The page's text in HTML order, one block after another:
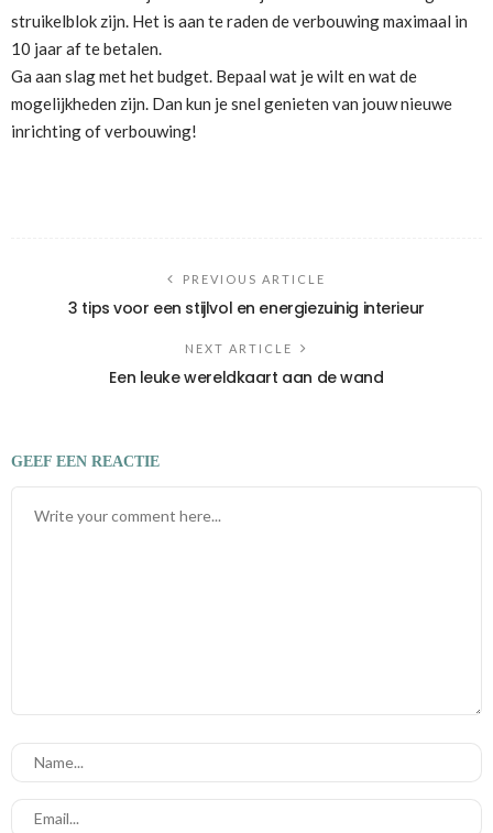
struikelblok zijn. Het is aan te raden de verbouwing maximaal in
10 jaar af te betalen.
Ga aan slag met het budget. Bepaal wat je wilt en wat de
mogelijkheden zijn. Dan kun je snel genieten van jouw nieuwe
inrichting of verbouwing!
PREVIOUS ARTICLE
3 tips voor een stijlvol en energiezuinig interieur
NEXT ARTICLE
Een leuke wereldkaart aan de wand
GEEF EEN REACTIE